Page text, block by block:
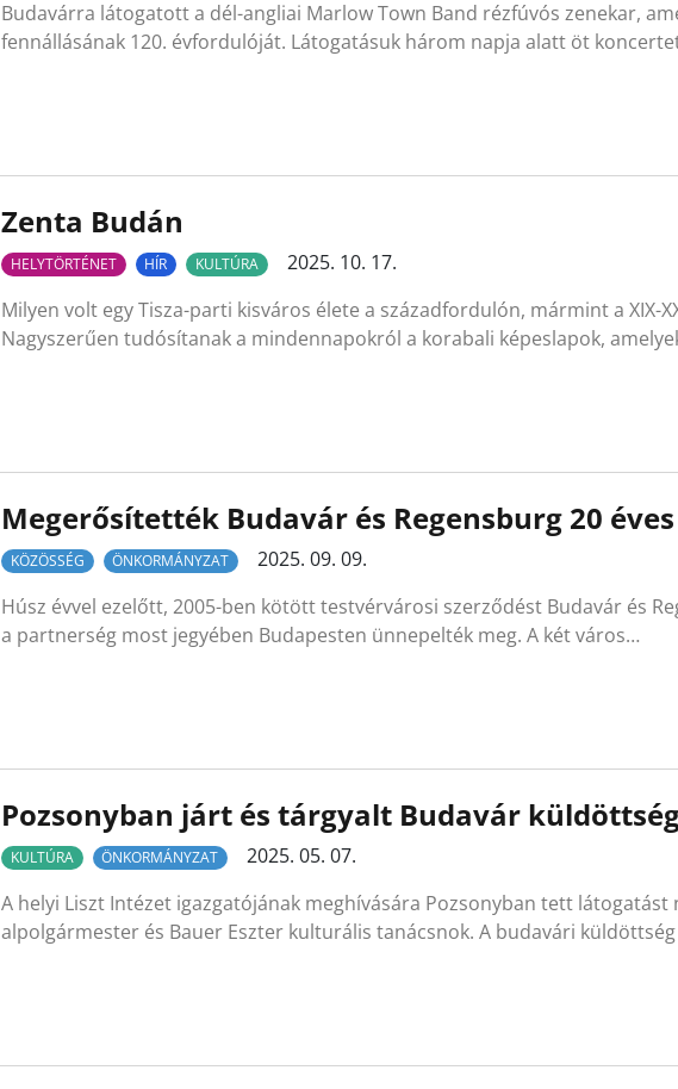
Budavárra látogatott a dél-angliai Marlow Town Band rézfúvós zenekar,
fennállásának 120. évfordulóját. Látogatásuk három napja alatt öt
Zenta Budán
HELYTÖRTÉNET HÍR KULTÚRA
2025. 10. 17.
Milyen volt egy Tisza-parti kisváros élete a századfordulón, mármint a XIX-
Nagyszerűen tudósítanak a mindennapokról a korabali képeslapok,
Megerősítették Budavár és Regensburg 20
KÖZÖSSÉG ÖNKORMÁNYZAT
2025. 09. 09.
Húsz évvel ezelőtt, 2005-ben kötött testvérvárosi szerződést Budavár és
a partnerség most jegyében Budapesten ünnepelték meg. A két város…
Pozsonyban járt és tárgyalt Budavár
KULTÚRA ÖNKORMÁNYZAT
2025. 05. 07.
A helyi Liszt Intézet igazgatójának meghívására Pozsonyban tett
alpolgármester és Bauer Eszter kulturális tanácsnok. A budavári